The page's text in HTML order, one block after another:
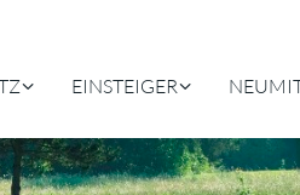
EINSTEIGER